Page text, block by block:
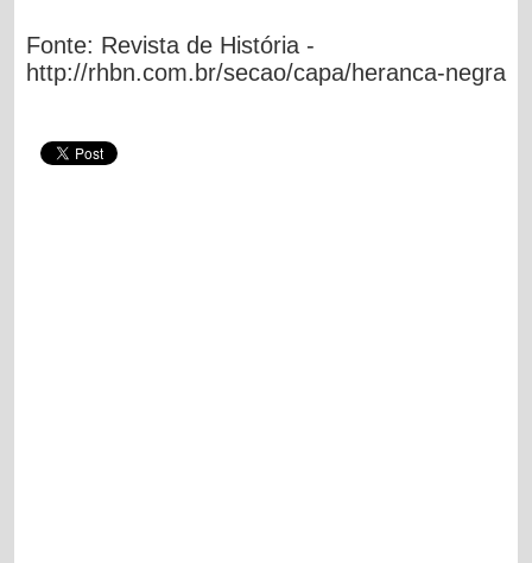
Fonte: Revista de História -
http://rhbn.com.br/secao/capa/heranca-negra